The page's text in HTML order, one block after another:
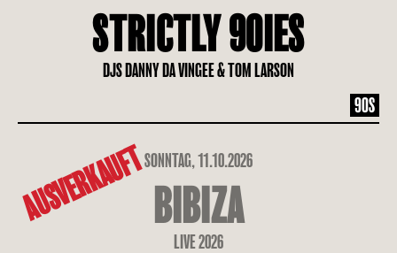
STRICTLY 90IES
DJS DANNY DA VINGEE & TOM LARSON
90S
SONNTAG, 11.10.2026
AUSVERKAUFT BIBIZA
LIVE 2026